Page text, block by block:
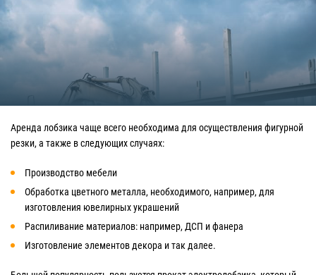
Аренда лобзика чаще всего необходима для осуществления фигурной
резки, а также в следующих случаях:
Производство мебели
Обработка цветного металла, необходимого, например, для
изготовления ювелирных украшений
Распиливание материалов: например, ДСП и фанера
Изготовление элементов декора и так далее.